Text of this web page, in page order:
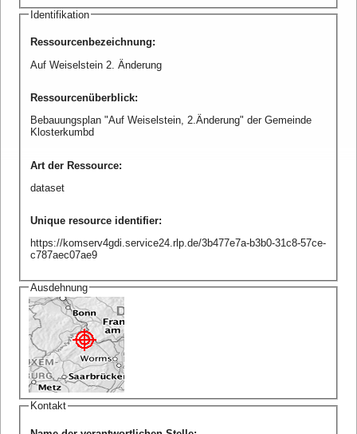
Identifikation
Ressourcenbezeichnung:
Auf Weiselstein 2. Änderung
Ressourcenüberblick:
Bebauungsplan "Auf Weiselstein, 2.Änderung" der Gemeinde
Klosterkumbd
Art der Ressource:
dataset
Unique resource identifier:
https://komserv4gdi.service24.rlp.de/3b477e7a-b3b0-31c8-57ce-
c787aec07ae9
Ausdehnung
Kontakt